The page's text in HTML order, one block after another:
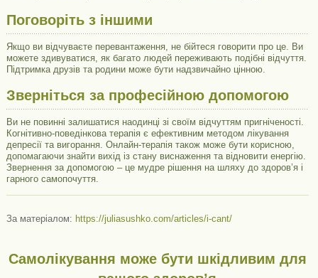
Поговоріть з іншими
Якщо ви відчуваєте перевантаження, не бійтеся говорити про це. Ви
можете здивуватися, як багато людей переживають подібні відчуття.
Підтримка друзів та родини може бути надзвичайно цінною.
Зверніться за професійною допомогою
Ви не повинні залишатися наодинці зі своїм відчуттям пригніченості.
Когнітивно-поведінкова терапія є ефективним методом лікування
депресії та вигорання. Онлайн-терапія також може бути корисною,
допомагаючи знайти вихід із стану виснаження та відновити енергію.
Звернення за допомогою – це мудре рішення на шляху до здоров’я і
гарного самопочуття.
За матеріалом: https://juliasushko.com/articles/i-cant/
Самолікування може бути шкідливим для